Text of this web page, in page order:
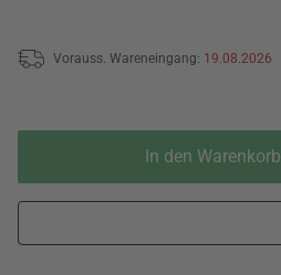
Vorauss. Wareneingang: 19.08.2026
In den Warenkorb